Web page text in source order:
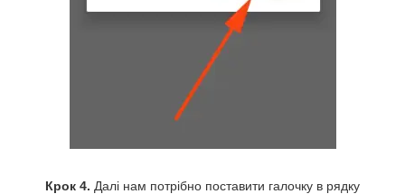
Крок 4. Далі нам потрібно поставити галочку в рядку